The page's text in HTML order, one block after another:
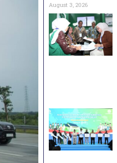
August 3, 2026